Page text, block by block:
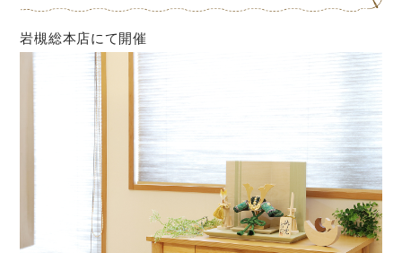
岩槻総本店にて開催